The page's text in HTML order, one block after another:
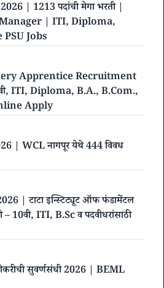
| 1213 पदांची मेगा भरती |
| ITI, Diploma,
Jobs
Apprentice Recruitment
ITI, Diploma, B.A., B.Com.,
Apply
| WCL नागपूर येथे 444 विवध
| टाटा इन्स्टिट्यूट ऑफ फंडामेंटल
– 10वी, ITI, B.Sc व पदवीधरांसाठी
नोकरीची सुवर्णसंधी 2026 | BEML